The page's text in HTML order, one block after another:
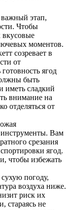
этап,
Чтобы
вкусовые
моментов.
созревает в
от
ягод
быть
иметь сладкий
внимание на
отделяться от
инструменты. Вам
срезания
ягод.
чтобы избежать
погоду,
воздуха ниже.
риск их
стараясь не